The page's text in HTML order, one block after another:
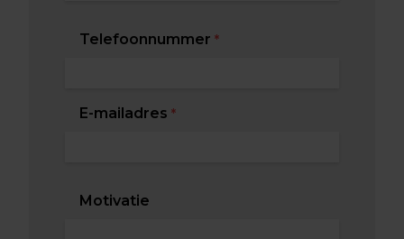
Telefoonnummer *
E-mailadres *
Motivatie